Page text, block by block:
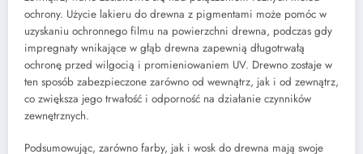
ochrony. Użycie lakieru do drewna z pigmentami może pomóc w
uzyskaniu ochronnego filmu na powierzchni drewna, podczas gdy
impregnaty wnikające w głąb drewna zapewnią długotrwałą
ochronę przed wilgocią i promieniowaniem UV. Drewno zostaje w
ten sposób zabezpieczone zarówno od wewnątrz, jak i od zewnątrz,
co zwiększa jego trwałość i odporność na działanie czynników
zewnętrznych.
Podsumowując, zarówno farby, jak i wosk do drewna mają swoje